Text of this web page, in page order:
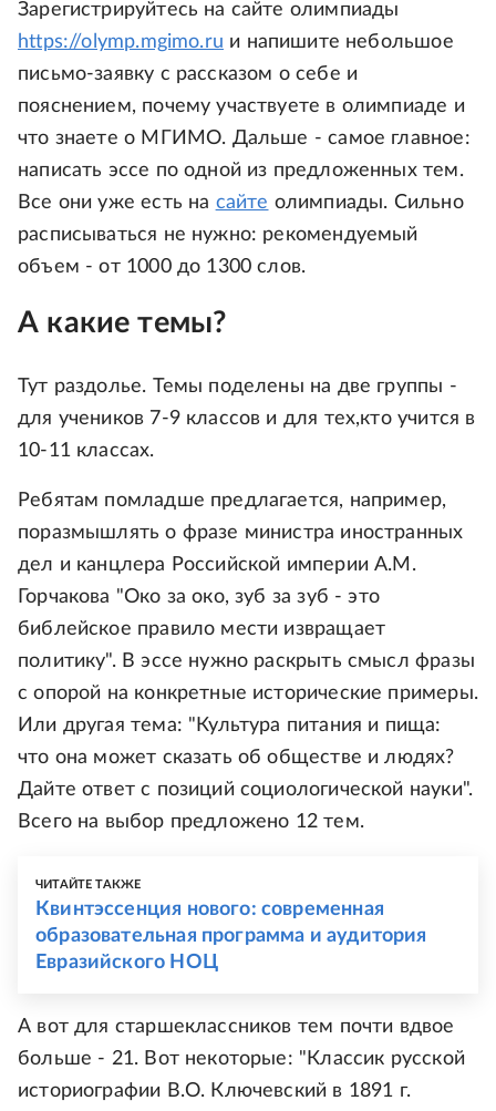
Зарегистрируйтесь на сайте олимпиады
https://olymp.mgimo.ru и напишите небольшое
письмо-заявку с рассказом о себе и
пояснением, почему участвуете в олимпиаде и
что знаете о МГИМО. Дальше - самое главное:
написать эссе по одной из предложенных тем.
Все они уже есть на сайте олимпиады. Сильно
расписываться не нужно: рекомендуемый
объем - от 1000 до 1300 слов.
А какие темы?
Тут раздолье. Темы поделены на две группы -
для учеников 7-9 классов и для тех,кто учится в
10-11 классах.
Ребятам помладше предлагается, например,
поразмышлять о фразе министра иностранных
дел и канцлера Российской империи А.М.
Горчакова "Око за око, зуб за зуб - это
библейское правило мести извращает
политику". В эссе нужно раскрыть смысл фразы
с опорой на конкретные исторические примеры.
Или другая тема: "Культура питания и пища:
что она может сказать об обществе и людях?
Дайте ответ с позиций социологической науки".
Всего на выбор предложено 12 тем.
ЧИТАЙТЕ ТАКЖЕ
Квинтэссенция нового: современная
образовательная программа и аудитория
Евразийского НОЦ
А вот для старшеклассников тем почти вдвое
больше - 21. Вот некоторые: "Классик русской
историографии В.О. Ключевский в 1891 г.